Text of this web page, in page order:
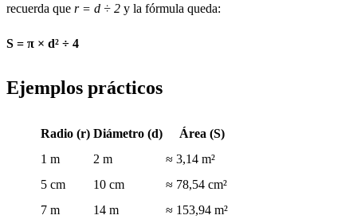
recuerda que r = d ÷ 2 y la fórmula queda:
S = π × d² ÷ 4
Ejemplos prácticos
Radio (r) Diámetro (d)
Área (S)
1 m
2 m
≈ 3,14 m²
5 cm
10 cm
≈ 78,54 cm²
7 m
14 m
≈ 153,94 m²